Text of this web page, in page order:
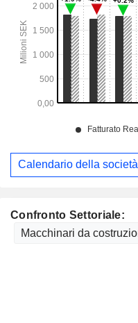
Confronto Settoriale:
Calendario della società